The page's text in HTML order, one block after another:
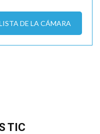
DE LA CÁMARA
TIC